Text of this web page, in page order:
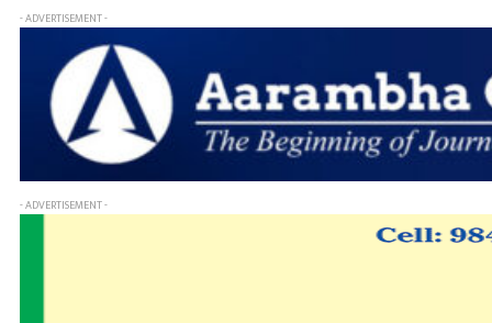
- ADVERTISEMENT -
- ADVERTISEMENT -